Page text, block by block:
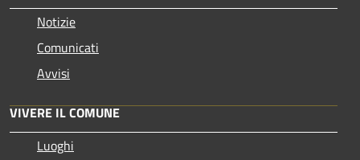
Notizie
Comunicati
Avvisi
VIVERE IL COMUNE
Luoghi